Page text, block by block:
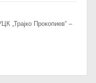
„Трајко Прокопиев“ –